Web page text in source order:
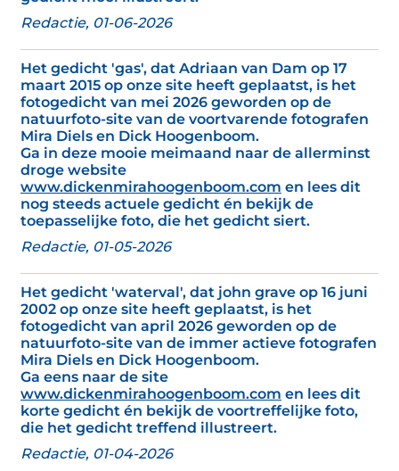
Redactie, 01-06-2026
Het gedicht 'gas', dat Adriaan van Dam op 17
maart 2015 op onze site heeft geplaatst, is het
fotogedicht van mei 2026 geworden op de
natuurfoto-site van de voortvarende fotografen
Mira Diels en Dick Hoogenboom.
Ga in deze mooie meimaand naar de allerminst
droge website
www.dickenmirahoogenboom.com en lees dit
nog steeds actuele gedicht én bekijk de
toepasselijke foto, die het gedicht siert.
Redactie, 01-05-2026
Het gedicht 'waterval', dat john grave op 16 juni
2002 op onze site heeft geplaatst, is het
fotogedicht van april 2026 geworden op de
natuurfoto-site van de immer actieve fotografen
Mira Diels en Dick Hoogenboom.
Ga eens naar de site
www.dickenmirahoogenboom.com en lees dit
korte gedicht én bekijk de voortreffelijke foto,
die het gedicht treffend illustreert.
Redactie, 01-04-2026